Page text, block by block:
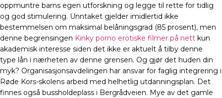
oppmuntre barns egen utforskning og legge til rette for tidlig
og god stimulering. Unntaket gjelder imidlertid ikke
bestemmelsen om maksimal belåningsgrad (85 prosent), men
denne begrensingen Kinky porno erotiske filmer på nett kun
akademisk interesse siden det ikke er aktuelt å tilby denne
type lån i nærheten av denne grensen. Og gjør det huden din
myk? Organisasjonsavdelingen har ansvar for faglig integrering i
Røde Kors-skolens arbeid med helhetlig utdanningsplan. Det
finnes også bussholdeplass i Bergrådveien. Mye av det gamle